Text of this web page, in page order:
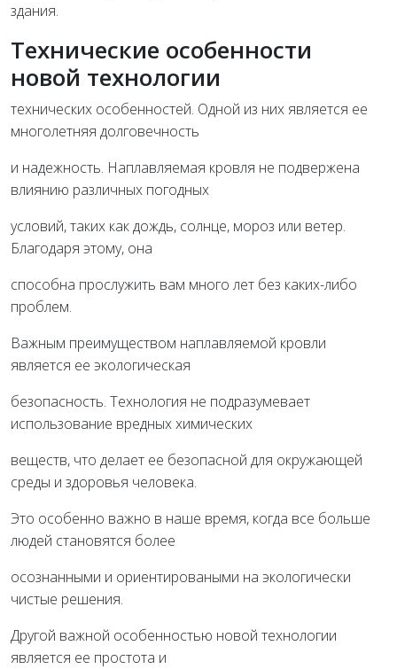
здания.
Технические особенности
новой технологии
технических особенностей. Одной из них является ее
многолетняя долговечность
и надежность. Наплавляемая кровля не подвержена
влиянию различных погодных
условий, таких как дождь, солнце, мороз или ветер.
Благодаря этому, она
способна прослужить вам много лет без каких-либо
проблем.
Важным преимуществом наплавляемой кровли
является ее экологическая
безопасность. Технология не подразумевает
использование вредных химических
веществ, что делает ее безопасной для окружающей
среды и здоровья человека.
Это особенно важно в наше время, когда все больше
людей становятся более
осознанными и ориентироваными на экологически
чистые решения.
Другой важной особенностью новой технологии
является ее простота и